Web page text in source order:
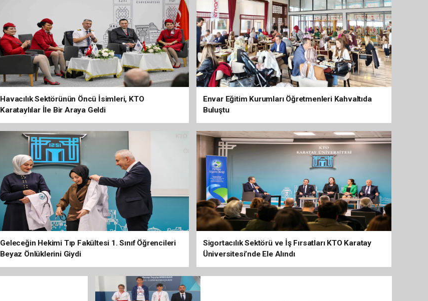
Havacılık Sektörünün Öncü İsimleri, KTO
Karataylılar İle Bir Araya Geldi
Envar Eğitim Kurumları Öğretmenleri Kahvaltıda
Buluştu
Geleceğin Hekimi Tıp Fakültesi 1. Sınıf Öğrencileri
Beyaz Önlüklerini Giydi
Sigortacılık Sektörü ve İş Fırsatları KTO Karatay
Üniversitesi’nde Ele Alındı